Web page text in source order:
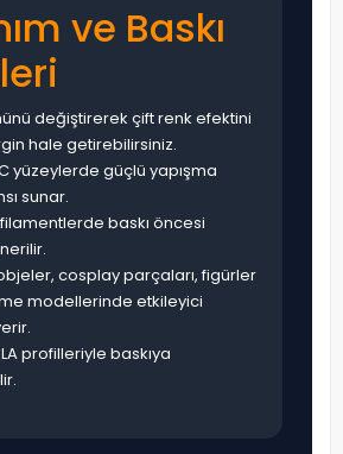
ve Baskı
değiştirerek çift renk efektini
hale getirebilirsiniz.
yüzeylerde güçlü yapışma
sunar.
baskı öncesi
cosplay parçaları, figürler
modellerinde etkileyici
profilleriyle baskıya